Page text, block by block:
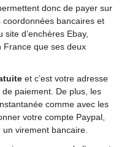
donc de payer sur
bancaires et
site d’enchères Ebay,
France que ses deux
et c’est votre adresse
paiement. De plus, les
comme avec les
votre compte Paypal,
virement bancaire.